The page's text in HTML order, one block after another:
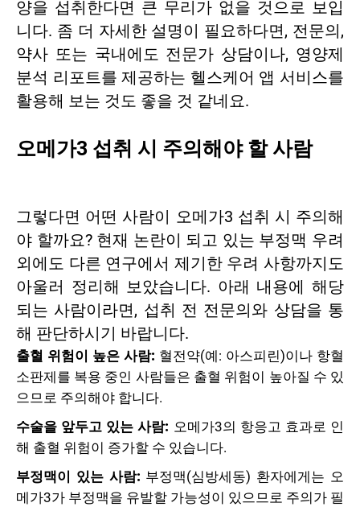
양을 섭취한다면 큰 무리가 없을 것으로 보입
니다. 좀 더 자세한 설명이 필요하다면, 전문의,
약사 또는 국내에도 전문가 상담이나, 영양제
분석 리포트를 제공하는 헬스케어 앱 서비스를
활용해 보는 것도 좋을 것 같네요.
오메가3 섭취 시 주의해야 할 사람
그렇다면 어떤 사람이 오메가3 섭취 시 주의해
야 할까요? 현재 논란이 되고 있는 부정맥 우려
외에도 다른 연구에서 제기한 우려 사항까지도
아울러 정리해 보았습니다. 아래 내용에 해당
되는 사람이라면, 섭취 전 전문의와 상담을 통
해 판단하시기 바랍니다.
출혈 위험이 높은 사람: 혈전약(예: 아스피린)이나 항혈
소판제를 복용 중인 사람들은 출혈 위험이 높아질 수 있
으므로 주의해야 합니다.
수술을 앞두고 있는 사람: 오메가3의 항응고 효과로 인
해 출혈 위험이 증가할 수 있습니다.
부정맥이 있는 사람: 부정맥(심방세동) 환자에게는 오
메가3가 부정맥을 유발할 가능성이 있으므로 주의가 필